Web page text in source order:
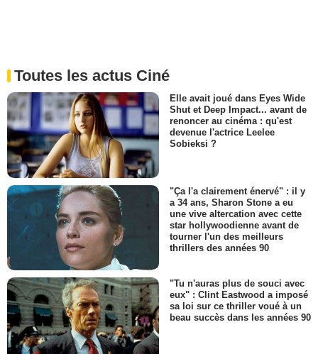
Toutes les actus Ciné
Elle avait joué dans Eyes Wide
Shut et Deep Impact... avant de
renoncer au cinéma : qu'est
devenue l'actrice Leelee
Sobieksi ?
"Ça l'a clairement énervé" : il y
a 34 ans, Sharon Stone a eu
une vive altercation avec cette
star hollywoodienne avant de
tourner l'un des meilleurs
thrillers des années 90
"Tu n'auras plus de souci avec
eux" : Clint Eastwood a imposé
sa loi sur ce thriller voué à un
beau succès dans les années 90